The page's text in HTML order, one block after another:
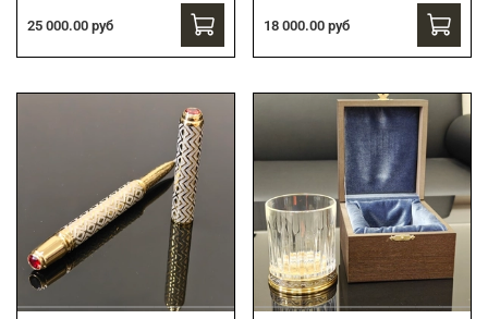
25 000.00 руб 18 000.00 руб